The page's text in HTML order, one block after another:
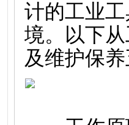
计的工业
境。以下
及维护保